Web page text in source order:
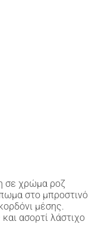
σε χρώμα ροζ
στο μπροστινό
μέσης.
ασορτί λάστιχο